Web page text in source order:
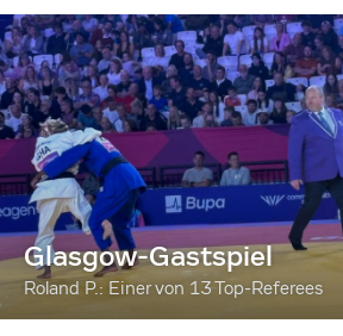
Glasgow-Gastspiel
Roland P.: Einer von 13 Top-Referees